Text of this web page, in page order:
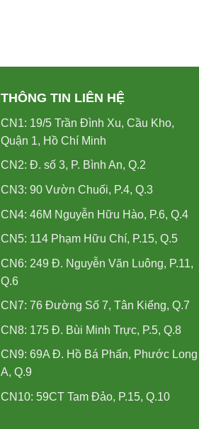
THÔNG TIN LIÊN HỆ
CN1: 19/5 Trần Đình Xu, Cầu Kho,
Quận 1, Hồ Chí Minh
CN2: Đ. số 3, P. Bình An, Q.2
CN3: 90 Vườn Chuối, P.4, Q.3
CN4: 46M Nguyễn Hữu Hào, P.6, Q.4
CN5: 114 Phạm Hữu Chí, P.15, Q.5
CN6: 249 Đ. Nguyễn Văn Luông, P.11,
Q.6
CN7: 76 Đường Số 7, Tân Kiểng, Q.7
CN8: 175 Đ. Bùi Minh Trực, P.5, Q.8
CN9: 69A Đ. Hồ Bá Phấn, Phước Long
A, Q.9
CN10: 59CT Tam Đảo, P.15, Q.10